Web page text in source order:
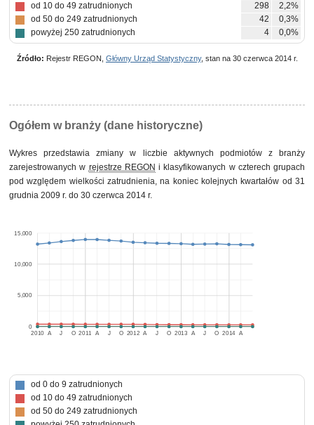
od 10 do 49 zatrudnionych
298
2,2%
od 50 do 249 zatrudnionych
42
0,3%
powyżej 250 zatrudnionych
4 0,0%
Źródło: Rejestr REGON, Główny Urząd Statystyczny, stan na 30 czerwca 2014 r.
Ogółem w branży (dane historyczne)
Wykres przedstawia zmiany w liczbie aktywnych podmiotów z branży
zarejestrowanych w rejestrze REGON i klasyfikowanych w czterech grupach
pod względem wielkości zatrudnienia, na koniec kolejnych kwartałów od 31
grudnia 2009 r. do 30 czerwca 2014 r.
2010 2011 2012 2013 2014
A J O A J O A J O A J O A
0
5,000
10,000
15,000
od 0 do 9 zatrudnionych
od 10 do 49 zatrudnionych
od 50 do 249 zatrudnionych